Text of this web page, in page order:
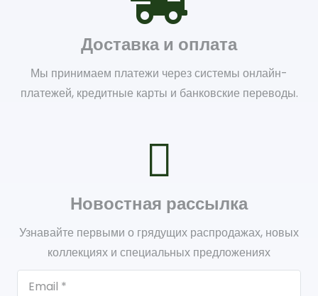
Доставка и оплата
Мы принимаем платежи через системы онлайн-
платежей, кредитные карты и банковские переводы.
Новостная рассылка
Узнавайте первыми о грядущих распродажах, новых
коллекциях и специальных предложениях